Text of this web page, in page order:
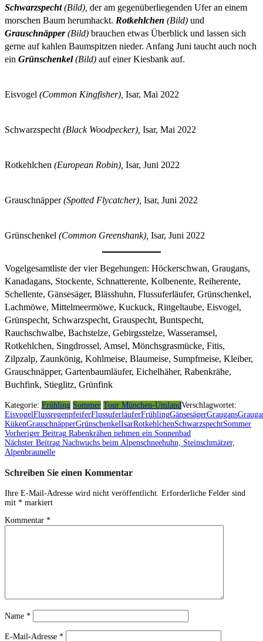
Schwarzspecht(Bild), der am gegenüberliegenden Ufer an einem
morschen Baum herumhackt. Rotkehlchen (Bild) und
Grauschnäpper(Bild) brauchen etwas Überblick und lassen sich
gerne auf kahlen Baumspitzen nieder. Anfang Juni taucht auch noch
ein Grünschenkel(Bild) auf einer Kiesbank auf.
Eisvogel (Common Kingfisher), Isar, Mai 2022
Schwarzspecht (Black Woodpecker), Isar, Mai 2022
Rotkehlchen (European Robin), Isar, Juni 2022
Grauschnäpper(Spotted Flycatcher), Isar, Juni 2022
Grünschenkel (Common Greenshank), Isar, Juni 2022
Vogelgesamtliste der vier Begehungen: Höckerschwan, Graugans,
Kanadagans, Stockente, Schnatterente, Kolbenente, Reiherente,
Schellente, Gänsesäger, Blässhuhn, Flussuferläufer, Grünschenkel,
Lachmöwe, Mittelmeermöwe, Kuckuck, Ringeltaube, Eisvogel,
Grünspecht, Schwarzspecht, Grauspecht, Buntspecht,
Rauchschwalbe, Bachstelze, Gebirgsstelze, Wasseramsel,
Rotkehlchen, Singdrossel, Amsel, Mönchsgrasmücke, Fitis,
Zilpzalp, Zaunkönig, Kohlmeise, Blaumeise, Sumpfmeise, Kleiber,
Grauschnäpper, Gartenbaumläufer, Eichelhäher, Rabenkrähe,
Buchfink, Stieglitz, Grünfink
Kategorie: Frühling Sommer Tour München-UmlandVerschlagwortet:
EisvogelFlussregenpfeiferFlussuferläuferFrühlingGänsesägerGraugans
KükenGrauschnäpperGrünschenkelIsarRotkehlchenSchwarzspechtSommer
Beitragsnavigation
Vorheriger Beitrag Rabenkrähen nehmen ein Sonnenbad
Nächster Beitrag Nachwuchs beim Alpenschneehuhn, Steinschmätzer,
Alpenbraunelle
Schreiben Sie einen Kommentar
Ihre E-Mail-Adresse wird nicht veröffentlicht. Erforderliche Felder sind
mit * markiert
Kommentar *
Name *
E-Mail-Adresse *